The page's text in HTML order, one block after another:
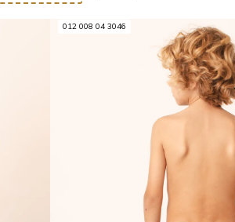
012 008 04 3046